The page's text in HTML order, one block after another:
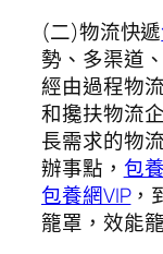
(二)物流快遞
勢、多渠道
經由過程物
和攙扶物流
長需求的物
辦事點， 包
包養網VIP，
籠罩，效能